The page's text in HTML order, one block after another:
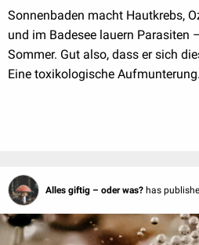
Sonnenbaden macht Hautkrebs,
und im Badesee lauern Parasiten
Sommer. Gut also, dass er sich
Eine toxikologische Aufmunterung.
Alles giftig – oder was? has